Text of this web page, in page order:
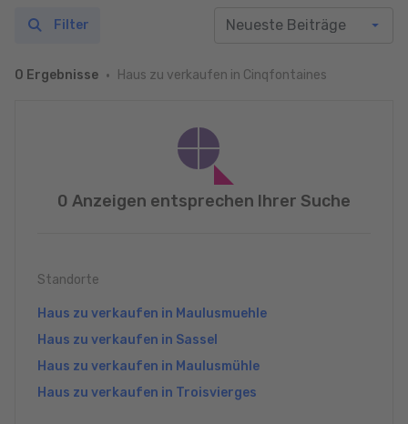
0 Ergebnisse Haus zu verkaufen in Cinqfontaines
Filter
0 Anzeigen entsprechen Ihrer Suche
Standorte
Haus zu verkaufen in Maulusmuehle
Haus zu verkaufen in Sassel
Haus zu verkaufen in Maulusmühle
Haus zu verkaufen in Troisvierges